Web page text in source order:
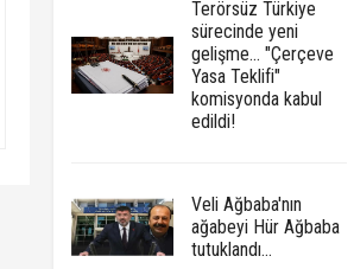
Terörsüz Türkiye
sürecinde yeni
gelişme... "Çerçeve
Yasa Teklifi"
komisyonda kabul
edildi!
Veli Ağbaba'nın
ağabeyi Hür Ağbaba
tutuklandı...